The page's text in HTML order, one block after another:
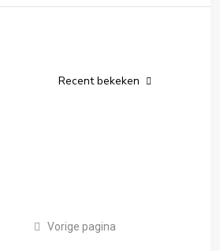
Recent bekeken
Vorige pagina